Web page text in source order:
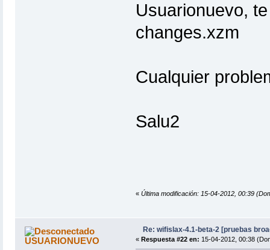
Usuarionuevo,
changes.xzm
Cualquier
Salu2
« Última modificación: 15-04-2012, 00:39
USUARIONUEVO
Re: wifislax-4.1-beta-2 [pruebas
« Respuesta #22 en: 15-04-2012, 00:38